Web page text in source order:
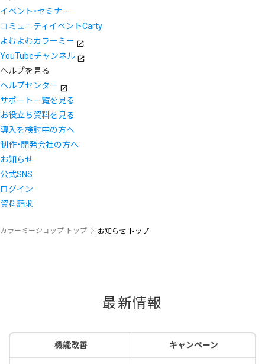
イベント・セミナー
コミュニティイベントCarty
よむよむカラーミー
YouTubeチャンネル
ヘルプを見る
ヘルプセンター
サポート一覧を見る
お役立ち資料を見る
導入を検討中の方へ
制作・開発会社の方へ
お知らせ
公式SNS
ログイン
資料請求
カラーミーショップ トップ お知らせ トップ
最新情報
機能改善 キャンペーン